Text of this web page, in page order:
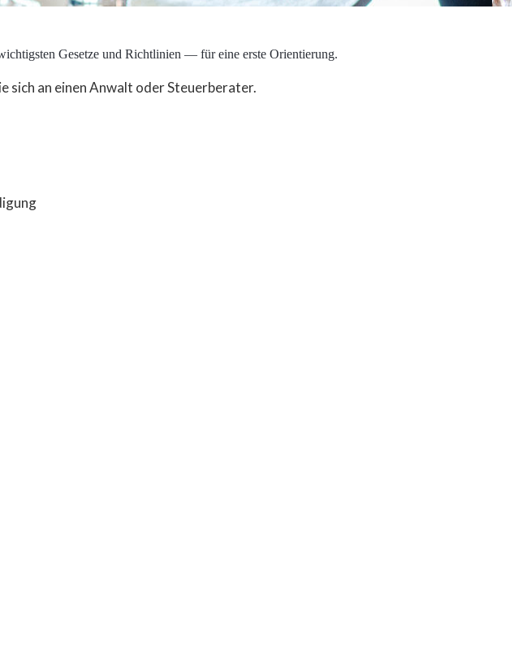
Gesetze und Richtlinien — für eine erste Orientierung.
sich an einen Anwalt oder Steuerberater.